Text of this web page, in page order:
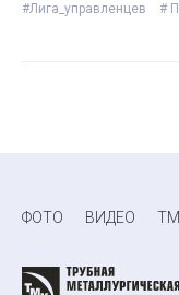
#Лига_управленцев #
ФОТО ВИДЕО